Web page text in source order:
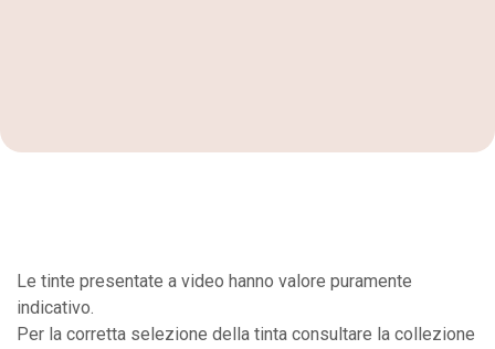
Le tinte presentate a video hanno valore puramente
indicativo.
Per la corretta selezione della tinta consultare la collezione